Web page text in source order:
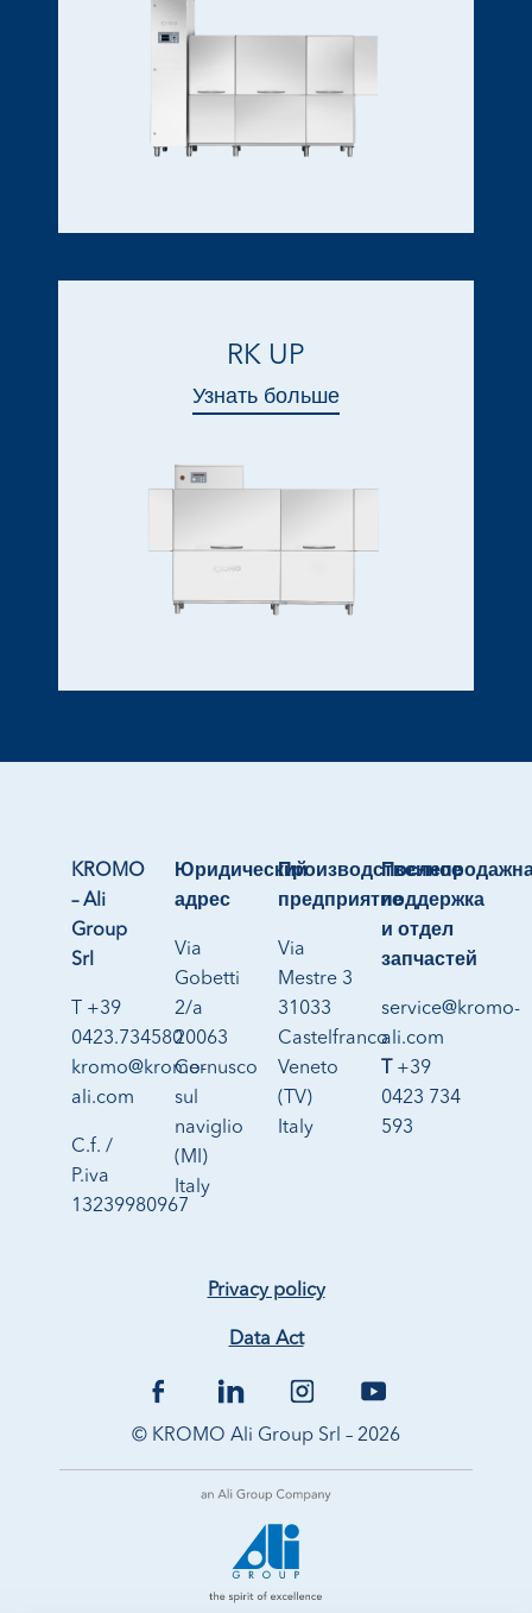
RK UP
Узнать больше
KROMO
– Ali
Group
Srl
T +39
0423.734580
kromo@kromo-
ali.com
C.f. /
P.iva
13239980967
Юридический
адрес
Via
Gobetti
2/a
20063
Cernusco
sul
naviglio
(MI)
Italy
Производственное
предприятие
Via
Mestre 3
31033
Castelfranco
Veneto
(TV)
Italy
поддержка
и отдел
запчастей
service@kromo-
ali.com
+39
0423 734
593
Privacy policy
Data Act
© KROMO Ali Group Srl – 2026